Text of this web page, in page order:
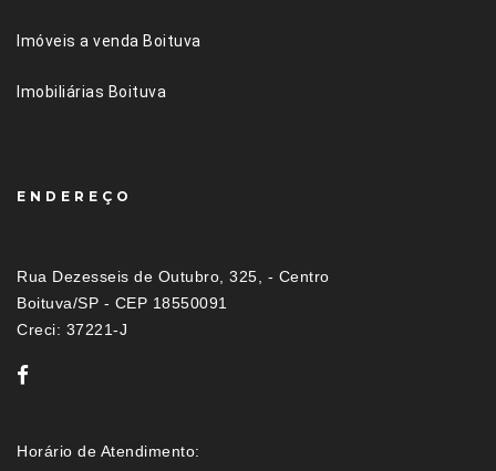
Imóveis a venda Boituva
Imobiliárias Boituva
ENDEREÇO
Rua Dezesseis de Outubro, 325, - Centro
Boituva/SP - CEP 18550091
Creci: 37221-J
Horário de Atendimento: